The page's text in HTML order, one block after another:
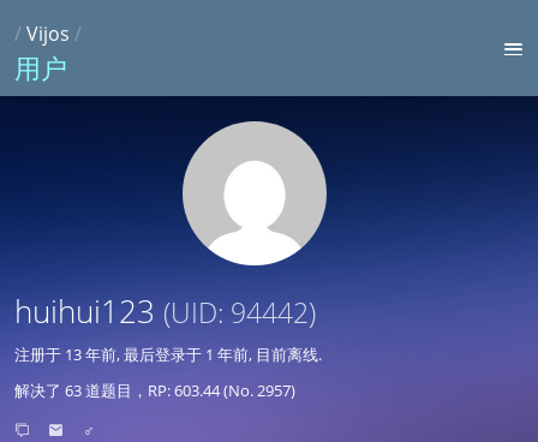
/Vijos /
用户
huihui123 (UID: 94442)
注册于 13 年前, 最后登录于 1 年前, 目前离线.
解决了 63 道题目，RP: 603.44 (No. 2957)
♂